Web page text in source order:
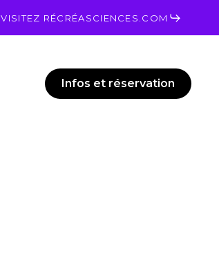
VISITEZ RÉCRÉASCIENCES.COM
Infos et réservation